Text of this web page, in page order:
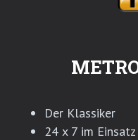
Der Klassiker
24 x 7 im Einsatz